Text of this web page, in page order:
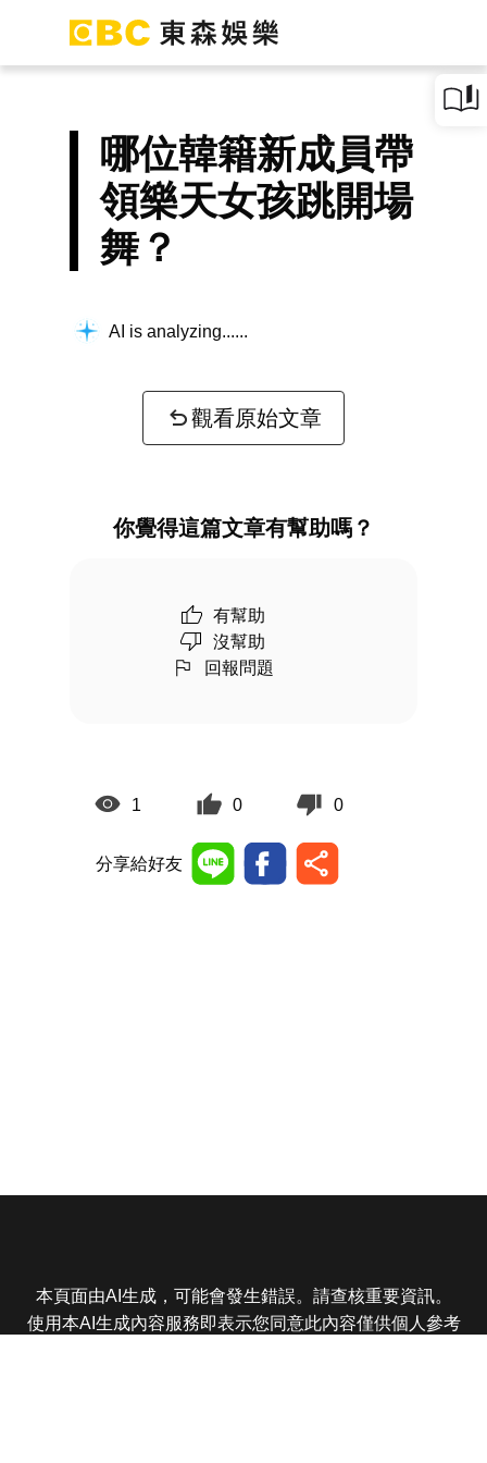
哪位韓籍新成員帶
領樂天女孩跳開場
舞？
AI is analyzing...
觀看原始文章
你覺得這篇文章有幫助嗎？
有幫助
沒幫助
回報問題
1 0 0
分享給好友
本頁面由AI生成，可能會發生錯誤。請查核重要資訊。
使用本AI生成內容服務即表示您同意此內容僅供個人參考